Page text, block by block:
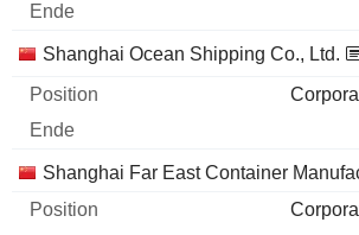
Shanghai Ocean Shipping Co., Ltd.
Shanghai Far East Container